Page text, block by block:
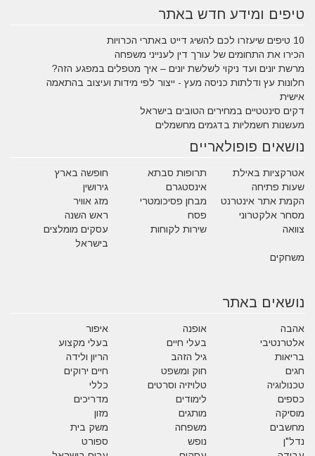
טיפים ומידע חדש באתר
10 טיפים שיעזרו לכם להשיג דייט באתרי הכרויות
הכירו את התחומים של עורך דין לענייני משפחה
מרשת יונים ועד ניקוי לשלשת יונים – איך מטפלים במפגע הזה?
חלונות עץ ודלתות כניסה מעץ - ייצור לפי מידות ועיצוב בהתאמה
אישית
דקים סינטטיים במחירים הטובים בישראל
מעשנות חשמליות בדגמים מחשמלים
נושאים פופולאריים
אטרקציות באילת תרופות סבתא
חופשה בארץ
שעות פתיחה
אינסטגרם
גירושין
הקמת אתר אינטרנט
מבחן פסיכומטרי
מזג אוויר
מסחר אלקטרוני
פסח
ראש השנה
צוואה
שירות לקוחות
עסקים מומלצים
בישראל
משחקים
נושאים באתר
אהבה אופנה
איפור
אלטרנטיבי
בעלי חיים
בעלי מקצוע
בריאות
גיל הזהב
הריון ולידה
חגים
חוק ומשפט
חיים ירוקים
טכנולוגיה
טלויזיה וסרטים
כללי
כספים
לימודים
מדריכים
מוסיקה
מותגים
מזון
מחשבים
משפחה
משק בית
נדל"ן
נופש
ספורט